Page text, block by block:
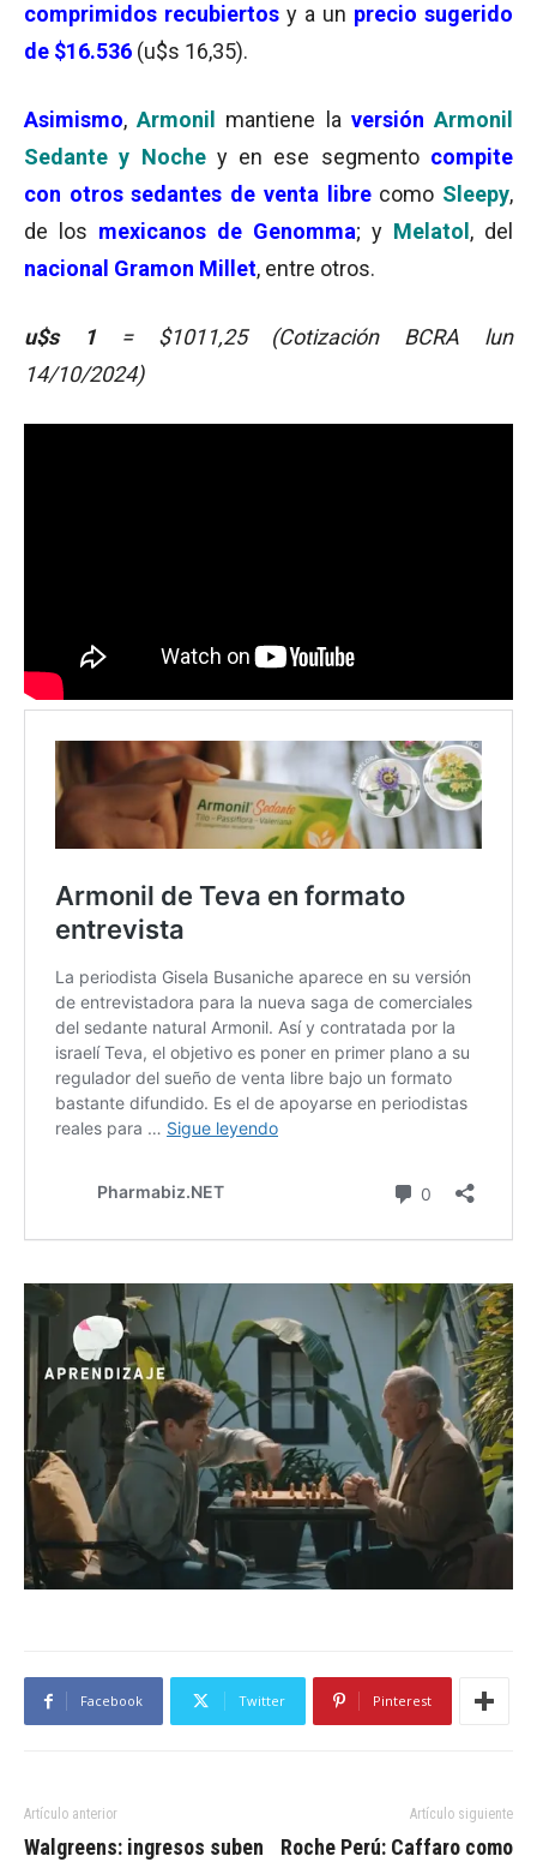
comprimidos recubiertos y a un precio sugerido
de $16.536 (u$s 16,35).
Asimismo,Armonil mantiene la versión Armonil
Sedante y Nochey en ese segmento compite
con otros sedantes de venta librecomo Sleepy,
de los mexicanos de Genomma; y Melatol , del
nacional Gramon Millet, entre otros.
u$s 1= $1011,25
(Cotización BCRA lun
14/10/2024)
Facebook Twitter Pinterest
Artículo anterior
Walgreens: ingresos suben
Artículo siguiente
Roche Perú: Caffaro como